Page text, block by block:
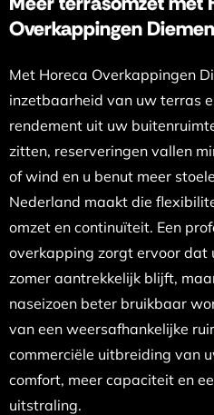
Overkappingen Diemen
Met Horeca Overkappingen
inzetbaarheid van uw terras
rendement uit uw
zitten, reserveringen vallen
of wind en u benut meer
Nederland maakt die
omzet en continuïteit. Een
overkapping zorgt ervoor dat
zomer aantrekkelijk blijft,
naseizoen beter bruikbaar
van een weersafhankelijke
commerciële uitbreiding van
comfort, meer capaciteit en
uitstraling.